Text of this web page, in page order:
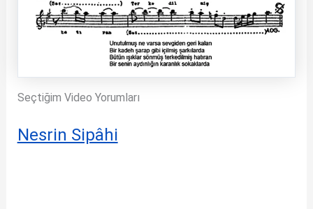
Seçtiğim Video Yorumları
Nesrin Sipâhi